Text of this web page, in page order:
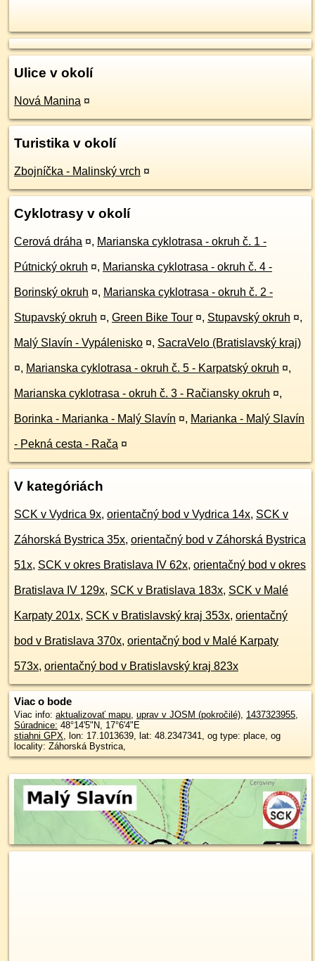
Ulice v okolí
Nová Manina ¤
Turistika v okolí
Zbojníčka - Malinský vrch ¤
Cyklotrasy v okolí
Cerová dráha ¤, Marianska cyklotrasa - okruh č. 1 -
Pútnický okruh ¤, Marianska cyklotrasa - okruh č. 4 -
Borinský okruh ¤, Marianska cyklotrasa - okruh č. 2 -
Stupavský okruh ¤, Green Bike Tour ¤, Stupavský okruh ¤,
Malý Slavín - Vypálenisko ¤, SacraVelo (Bratislavský kraj)
¤, Marianska cyklotrasa - okruh č. 5 - Karpatský okruh ¤,
Marianska cyklotrasa - okruh č. 3 - Račiansky okruh ¤,
Borinka - Marianka - Malý Slavín ¤, Marianka - Malý Slavín
- Pekná cesta - Rača ¤
V kategóriách
SCK v Vydrica 9x, orientačný bod v Vydrica 14x, SCK v
Záhorská Bystrica 35x, orientačný bod v Záhorská Bystrica
51x, SCK v okres Bratislava IV 62x, orientačný bod v okres
Bratislava IV 129x, SCK v Bratislava 183x, SCK v Malé
Karpaty 201x, SCK v Bratislavský kraj 353x, orientačný
bod v Bratislava 370x, orientačný bod v Malé Karpaty
573x, orientačný bod v Bratislavský kraj 823x
Viac o bode
Viac info: aktualizovať mapu, uprav v JOSM (pokročilé), 1437323955,
Súradnice: 48°14'5"N, 17°6'4"E
stiahni GPX, lon: 17.1013639, lat: 48.2347341, og type: place, og
locality: Záhorská Bystrica,